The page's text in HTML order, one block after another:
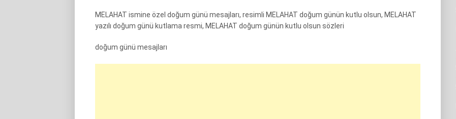
MELAHAT ismine özel doğum günü mesajları, resimli MELAHAT doğum günün kutlu olsun, MELAHAT
yazılı doğum günü kutlama resmi, MELAHAT doğum günün kutlu olsun sözleri
doğum günü mesajları